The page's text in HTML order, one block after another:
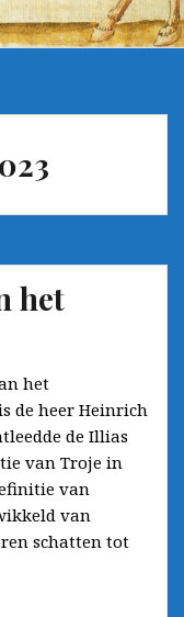
het
het
de heer Heinrich
de Illias
van Troje in
van
van
schatten tot